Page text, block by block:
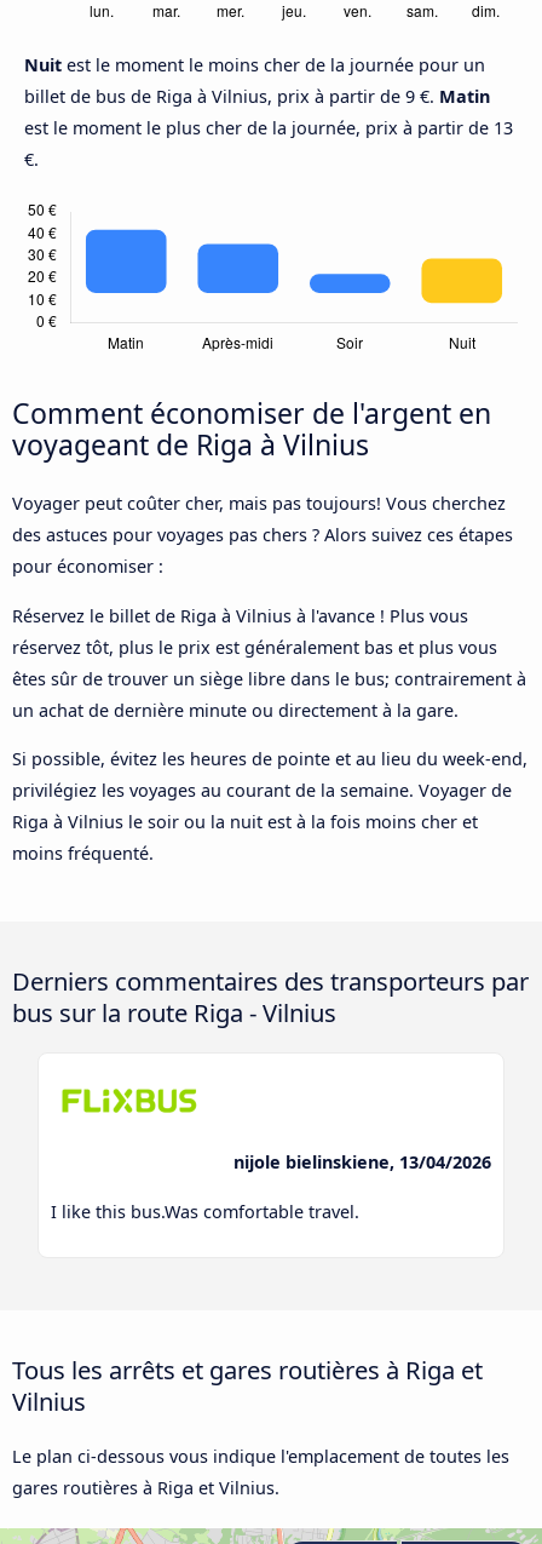
Nuit est le moment le moins cher de la journée pour un
billet de bus de Riga à Vilnius, prix à partir de 9 €. Matin
est le moment le plus cher de la journée, prix à partir de 13
€.
Comment économiser de l'argent en
voyageant de Riga à Vilnius
Voyager peut coûter cher, mais pas toujours! Vous cherchez
des astuces pour voyages pas chers ? Alors suivez ces étapes
pour économiser :
Réservez le billet de Riga à Vilnius à l'avance ! Plus vous
réservez tôt, plus le prix est généralement bas et plus vous
êtes sûr de trouver un siège libre dans le bus; contrairement à
un achat de dernière minute ou directement à la gare.
Si possible, évitez les heures de pointe et au lieu du week-end,
privilégiez les voyages au courant de la semaine. Voyager de
Riga à Vilnius le soir ou la nuit est à la fois moins cher et
moins fréquenté.
Derniers commentaires des transporteurs par
bus sur la route Riga - Vilnius
nijole bielinskiene, 13/04/2026
I like this bus.Was comfortable travel.
Tous les arrêts et gares routières à Riga et
Vilnius
Le plan ci-dessous vous indique l'emplacement de toutes les
gares routières à Riga et Vilnius.